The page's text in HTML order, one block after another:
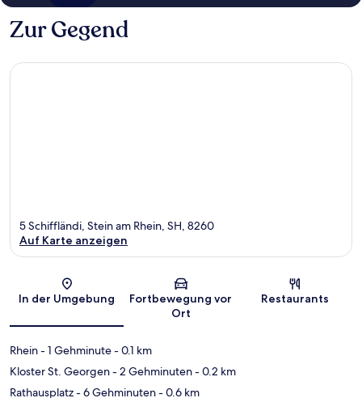
Zur Gegend
Karte
5 Schiffländi, Stein am Rhein, SH, 8260
Auf Karte anzeigen
In der Umgebung
Fortbewegung vor
Ort
Restaurants
Rhein- 1 Gehminute- 0.1 km
Kloster St. Georgen- 2 Gehminuten- 0.2 km
Rathausplatz- 6 Gehminuten- 0.6 km